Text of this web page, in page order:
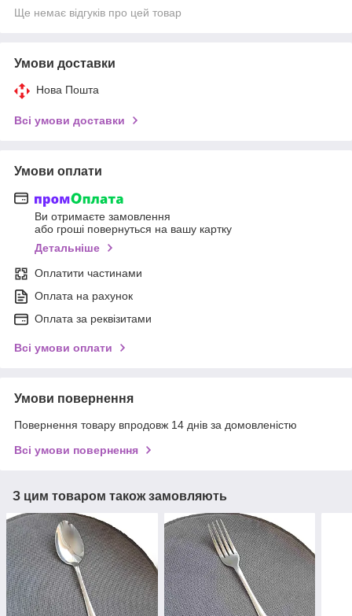
Ще немає відгуків про цей товар
Умови доставки
Нова Пошта
Всі умови доставки
Умови оплати
Ви отримаєте замовлення
або гроші повернуться на вашу картку
Детальніше
Оплатити частинами
Оплата на рахунок
Оплата за реквізитами
Всі умови оплати
Умови повернення
Повернення товару впродовж 14 днів за домовленістю
Всі умови повернення
З цим товаром також замовляють